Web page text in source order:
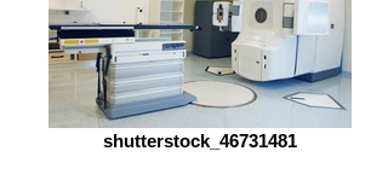
shutterstock_46731481